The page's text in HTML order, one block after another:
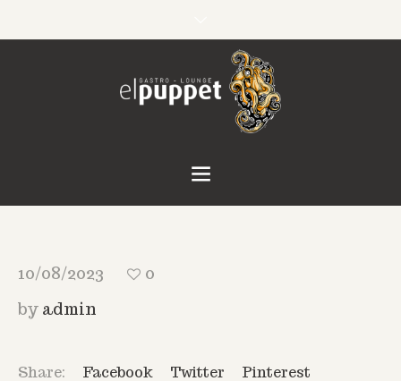
10/08/2023
0
by admin
Share: Facebook Twitter Pinterest